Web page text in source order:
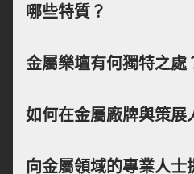
哪些特質？
金屬樂壇有何獨特之處
如何在金屬廠牌與策展
向金屬領域的專業人士